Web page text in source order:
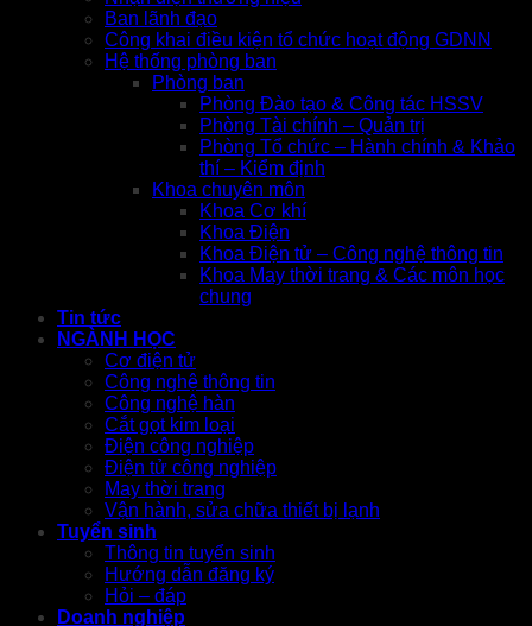
Ban lãnh đạo
Công khai điều kiện tổ chức hoạt động GDNN
Hệ thống phòng ban
Phòng ban
Phòng Đào tạo & Công tác HSSV
Phòng Tài chính – Quản trị
Phòng Tổ chức – Hành chính & Khảo
thí – Kiểm định
Khoa chuyên môn
Khoa Cơ khí
Khoa Điện
Khoa Điện tử – Công nghệ thông tin
Khoa May thời trang & Các môn học
chung
Tin tức
NGÀNH HỌC
Cơ điện tử
Công nghệ thông tin
Công nghệ hàn
Cắt gọt kim loại
Điện công nghiệp
Điện tử công nghiệp
May thời trang
Vận hành, sửa chữa thiết bị lạnh
Tuyển sinh
Thông tin tuyển sinh
Hướng dẫn đăng ký
Hỏi – đáp
Doanh nghiệp